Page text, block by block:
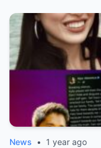
News • 1 year ago